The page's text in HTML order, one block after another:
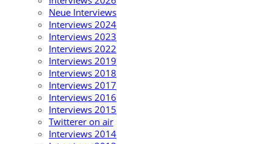
Neue Interviews
Interviews 2024
Interviews 2023
Interviews 2022
Interviews 2019
Interviews 2018
Interviews 2017
Interviews 2016
Interviews 2015
Twitterer on air
Interviews 2014